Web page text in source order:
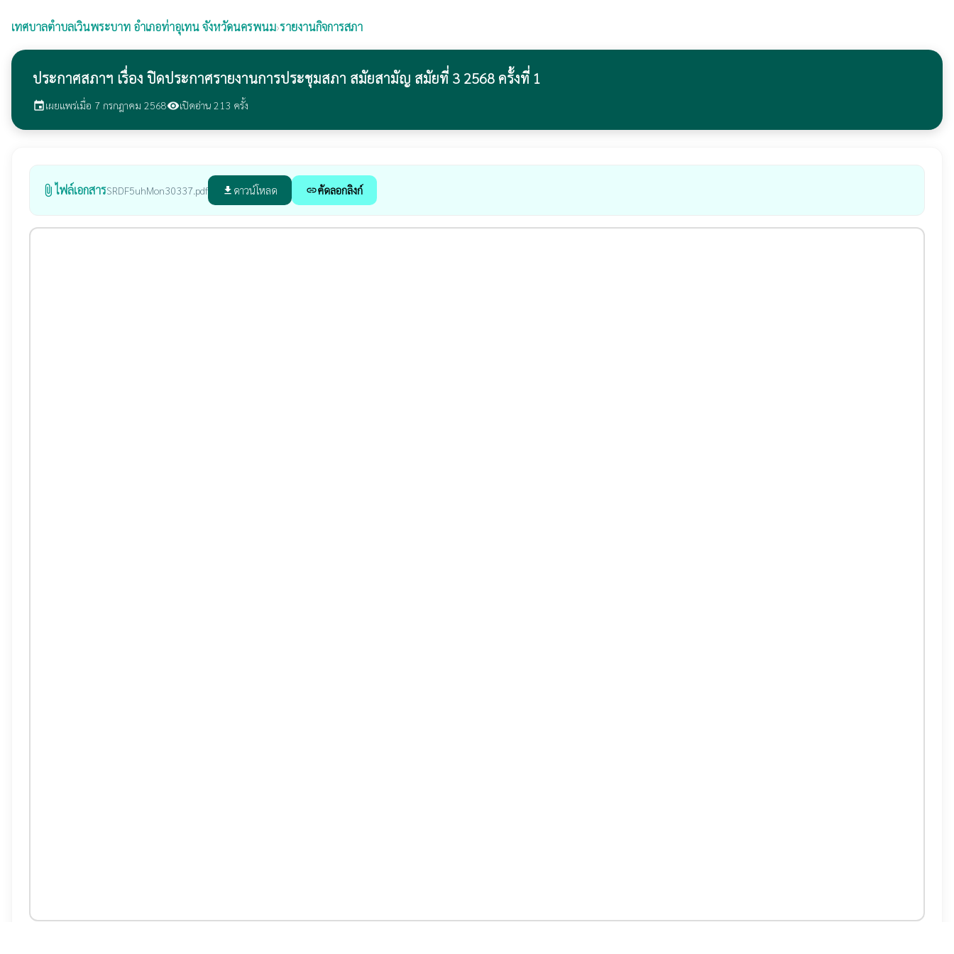
เทศบาลตำบลเวินพระบาท อำเภอท่าอุเทน จังหวัดนครพนม›รายงานกิจการสภา
ประกาศสภาฯ เรื่อง ปิดประกาศรายงานการประชุมสภา สมัยสามัญ สมัยที่ 3 2568 ครั้งที่ 1
eventเผยแพร่เมื่อ 7 กรกฎาคม 2568visibilityเปิดอ่าน 213 ครั้ง
attach_file ไฟล์เอกสารSRDF5uhMon30337.pdf file_download ดาวน์โหลด linkคัดลอกลิงก์